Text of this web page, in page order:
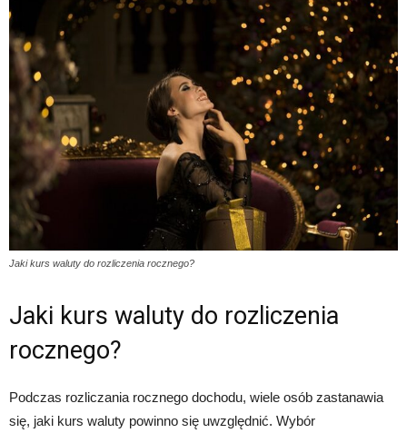
Jaki kurs waluty do rozliczenia rocznego?
Jaki kurs waluty do rozliczenia
rocznego?
Podczas rozliczania rocznego dochodu, wiele osób zastanawia
się, jaki kurs waluty powinno się uwzględnić. Wybór